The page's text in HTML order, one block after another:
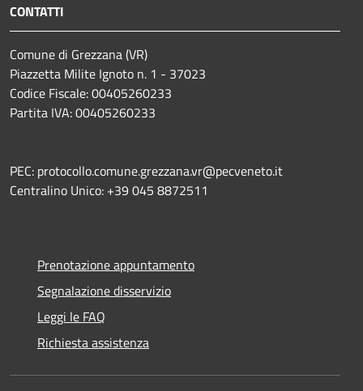
CONTATTI
Comune di Grezzana (VR)
Piazzetta Milite Ignoto n. 1 - 37023
Codice Fiscale: 00405260233
Partita IVA: 00405260233
PEC: protocollo.comune.grezzana.vr@pecveneto.it
Centralino Unico: +39 045 8872511
Prenotazione appuntamento
Segnalazione disservizio
Leggi le FAQ
Richiesta assistenza